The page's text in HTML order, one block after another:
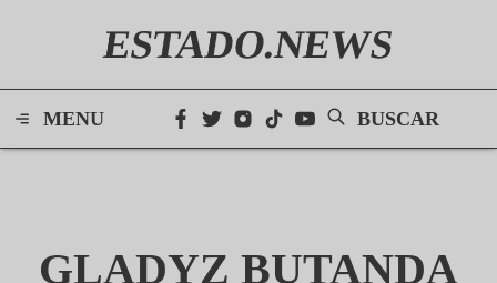
ESTADO.NEWS
MENU BUSCAR
GLADYZ BUTANDA